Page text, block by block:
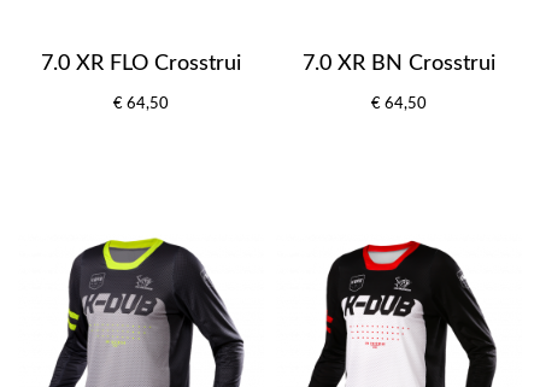
7.0 XR FLO Crosstrui
€ 64,50
7.0 XR BN Crosstrui
€ 64,50